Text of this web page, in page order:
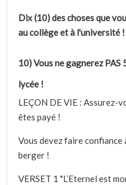
Dix (10) des choses que
au collège et à l'université !
10) Vous ne gagnerez
lycée !
LEÇON DE VIE : Assurez-
êtes payé !
Vous devez faire confiance
berger !
VERSET 1 "L’Eternel est